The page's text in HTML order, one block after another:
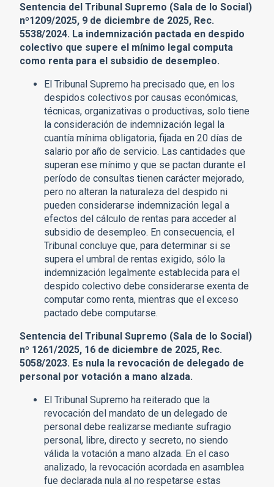
Sentencia del Tribunal Supremo (Sala de lo Social)
nº1209/2025, 9 de diciembre de 2025, Rec.
5538/2024. La indemnización pactada en despido
colectivo que supere el mínimo legal computa
como renta para el subsidio de desempleo.
El Tribunal Supremo ha precisado que, en los
despidos colectivos por causas económicas,
técnicas, organizativas o productivas, solo tiene
la consideración de indemnización legal la
cuantía mínima obligatoria, fijada en 20 días de
salario por año de servicio. Las cantidades que
superan ese mínimo y que se pactan durante el
período de consultas tienen carácter mejorado,
pero no alteran la naturaleza del despido ni
pueden considerarse indemnización legal a
efectos del cálculo de rentas para acceder al
subsidio de desempleo. En consecuencia, el
Tribunal concluye que, para determinar si se
supera el umbral de rentas exigido, sólo la
indemnización legalmente establecida para el
despido colectivo debe considerarse exenta de
computar como renta, mientras que el exceso
pactado debe computarse.
Sentencia del Tribunal Supremo (Sala de lo Social)
nº 1261/2025, 16 de diciembre de 2025, Rec.
5058/2023. Es nula la revocación de delegado de
personal por votación a mano alzada.
El Tribunal Supremo ha reiterado que la
revocación del mandato de un delegado de
personal debe realizarse mediante sufragio
personal, libre, directo y secreto, no siendo
válida la votación a mano alzada. En el caso
analizado, la revocación acordada en asamblea
fue declarada nula al no respetarse estas